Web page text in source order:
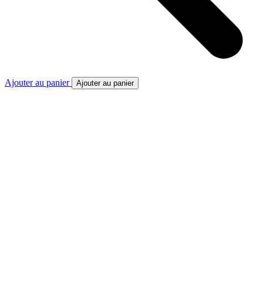
Ajouter au panier Ajouter au panier